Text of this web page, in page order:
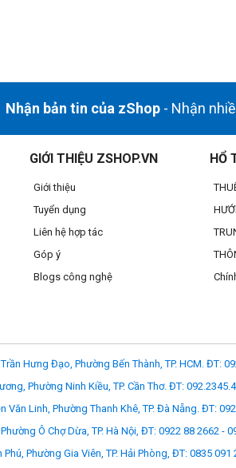
Travel Tripod ít tốn diện tích hơn các
Aluminum Travel Tripod hỗ trợ lắp
Tripodđược công nhận về khả năng tác
Nhận bản tin của zShop - Nhận
GIỚI THIỆU ZSHOP.VN
Giới thiệu
Tuyển dụng
Liên hệ hợp tác
Góp ý
Blogs công nghệ
HỔ
Hưng Đạo, Phường Bến Thành, TP. HCM. ĐT:
Phường Ninh Kiều, TP. Cần Thơ. ĐT:
Văn Linh, Phường Thanh Khê, TP. Đà Nẵng. ĐT:
Ô Chợ Dừa, TP. Hà Nội, ĐT: 0922 88 2662 -
Phú, Phường Gia Viên, TP. Hải Phòng, ĐT: 0835 091